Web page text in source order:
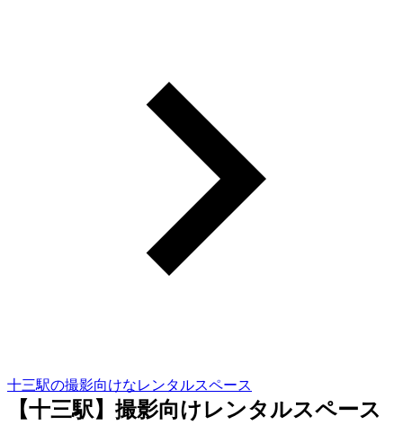
十三駅の撮影向けなレンタルスペース
【十三駅】撮影向けレンタルスペース